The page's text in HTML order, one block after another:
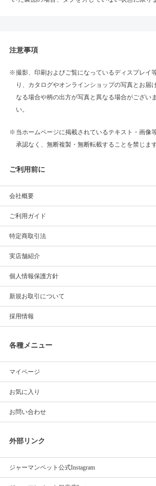
注意事項
撮影、印刷およびご覧になっているディスプレイ
り、カタログやオンラインショップの写真とお届
なる場合や柄の出方が写真と異なる場合がござい
い。
当ホームページに掲載されているテキスト・画像
承認なく、無断複製・無断転載することを禁じます
ご利用前に
会社概要
ご利用ガイド
特定商取引法
実店舗紹介
個人情報保護方針
新規お取引について
採用情報
各種メニュー
マイページ
お気に入り
お問い合わせ
外部リンク
ジャーマンペット公式Instagram